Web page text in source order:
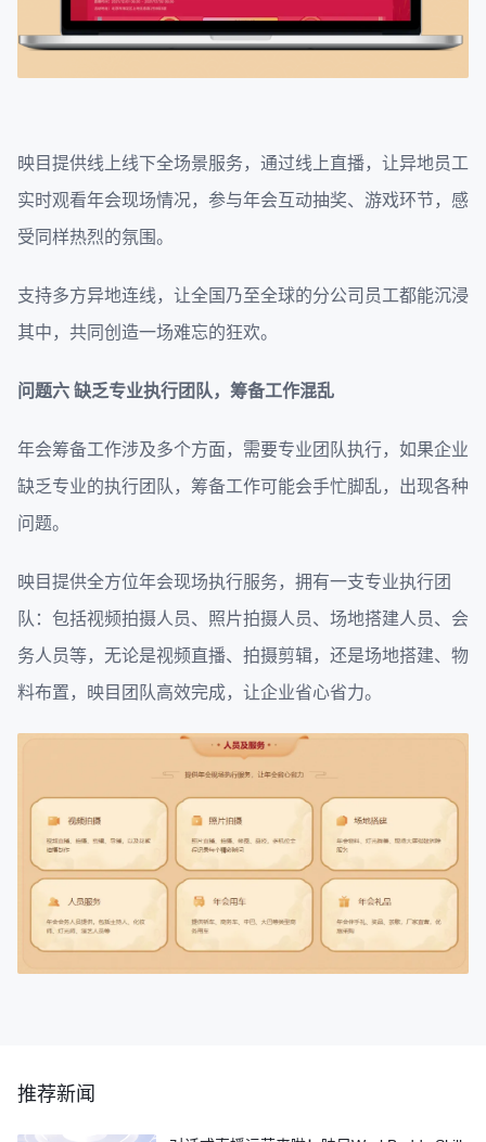
映目提供线上线下全场景服务，通过线上直播，让异地员工
实时观看年会现场情况，参与年会互动抽奖、游戏环节，感
受同样热烈的氛围。
支持多方异地连线，让全国乃至全球的分公司员工都能沉浸
其中，共同创造一场难忘的狂欢。
问题六 缺乏专业执行团队，筹备工作混乱
年会筹备工作涉及多个方面，需要专业团队执行，如果企业
缺乏专业的执行团队，筹备工作可能会手忙脚乱，出现各种
问题。
映目提供全方位年会现场执行服务，拥有一支专业执行团
队：包括视频拍摄人员、照片拍摄人员、场地搭建人员、会
务人员等，无论是视频直播、拍摄剪辑，还是场地搭建、物
料布置，映目团队高效完成，让企业省心省力。
推荐新闻